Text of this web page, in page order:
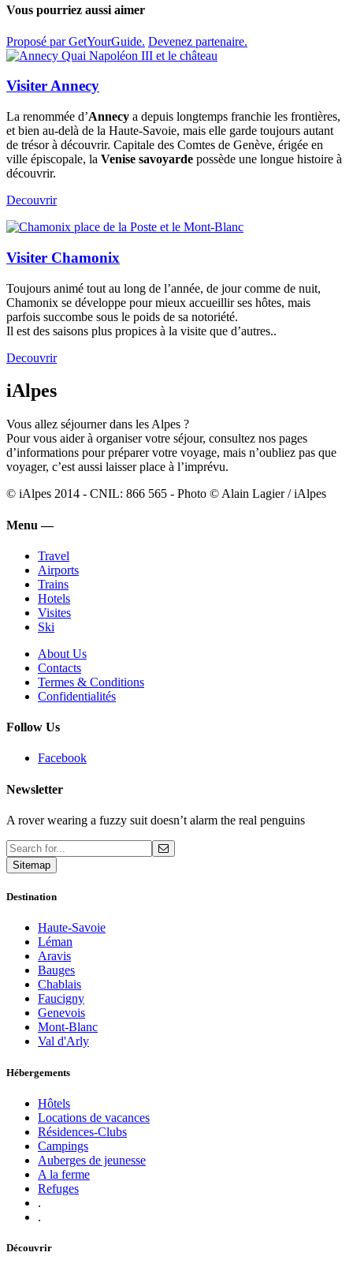
Vous pourriez aussi aimer
Proposé par GetYourGuide. Devenez partenaire.
Visiter Annecy
La renommée d’Annecy a depuis longtemps franchie les frontières,
et bien au-delà de la Haute-Savoie, mais elle garde toujours autant
de trésor à découvrir. Capitale des Comtes de Genève, érigée en
ville épiscopale, la Venise savoyarde possède une longue histoire à
découvrir.
Decouvrir
Visiter Chamonix
Toujours animé tout au long de l’année, de jour comme de nuit,
Chamonix se développe pour mieux accueillir ses hôtes, mais
parfois succombe sous le poids de sa notoriété.
Il est des saisons plus propices à la visite que d’autres..
Decouvrir
iAlpes
Vous allez séjourner dans les Alpes ?
Pour vous aider à organiser votre séjour, consultez nos pages
d’informations pour préparer votre voyage, mais n’oubliez pas que
voyager, c’est aussi laisser place à l’imprévu.
© iAlpes 2014 - CNIL: 866 565 - Photo © Alain Lagier / iAlpes
Menu —
Travel
Airports
Trains
Hotels
Visites
Ski
About Us
Contacts
Termes & Conditions
Confidentialités
Follow Us
Facebook
Newsletter
A rover wearing a fuzzy suit doesn’t alarm the real penguins
Sitemap
Destination
Haute-Savoie
Léman
Aravis
Bauges
Chablais
Faucigny
Genevois
Mont-Blanc
Val d'Arly
Hébergements
Hôtels
Locations de vacances
Résidences-Clubs
Campings
Auberges de jeunesse
A la ferme
Refuges
.
.
Découvrir